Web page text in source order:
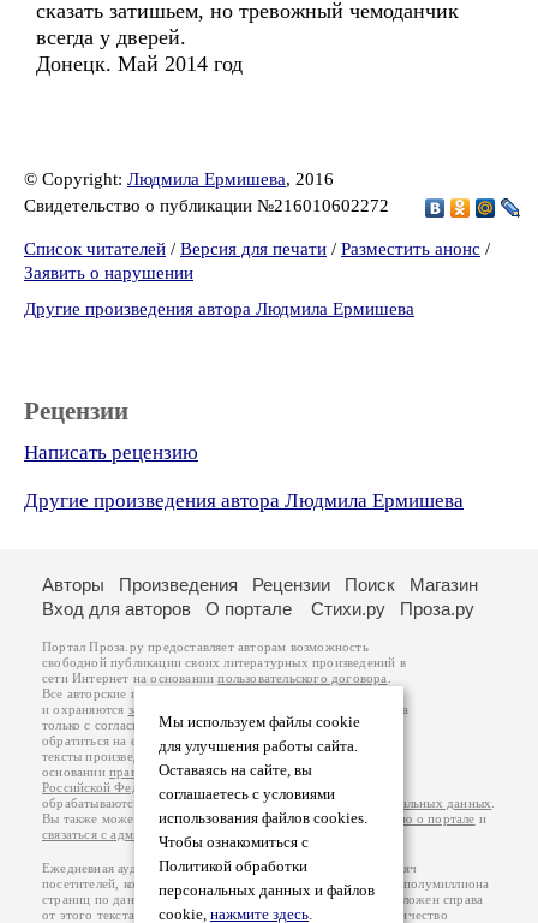
сказать затишьем, но тревожный чемоданчик
всегда у дверей.
Донецк. Май 2014 год
© Copyright: Людмила Ермишева, 2016
Свидетельство о публикации №216010602272
Список читателей / Версия для печати / Разместить анонс /
Заявить о нарушении
Другие произведения автора Людмила Ермишева
Рецензии
Написать рецензию
Другие произведения автора Людмила Ермишева
Мы используем файлы cookie
для улучшения работы сайта.
Оставаясь на сайте, вы
соглашаетесь с условиями
использования файлов cookies.
Чтобы ознакомиться с
Политикой обработки
персональных данных и файлов
cookie, нажмите здесь.
Авторы Произведения Рецензии Поиск
Магазин
Вход для авторов
О портале Стихи.ру Проза.ру
Портал Проза.ру предоставляет авторам возможность
свободной публикации своих литературных произведений в
сети Интернет на основаниипользовательского договора
Все авторские права на произведения принадлежат авторам
и охраняются законом
. Перепечатка произведений возможна
только с согласия его автора, к которому вы можете
обратиться на его авторской странице. Ответственность за
тексты произведений авторы несут самостоятельно на
основанииправил публикацииизаконодательства
Российской Федерации
обрабатываются на основанииПолитики обработки персональных данных
Вы также можете посмотреть более подробнуюинформацию о портале и
связаться с администрацией
Ежедневная аудитория портала Проза.ру – порядка 100 тысяч
посетителей, которые в общей сумме просматривают более полумиллиона
страниц по данным счетчика посещаемости, который расположен справа
от этого текста. В каждой графе указано по две цифры: количество